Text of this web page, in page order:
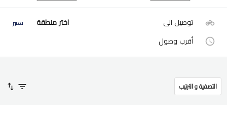
توصيل الى اختر منطقة تغيير
أقرب وصول
التصفية و الترتيب